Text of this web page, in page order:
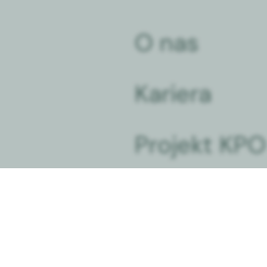
O nas
Kariera
Projekt KPO